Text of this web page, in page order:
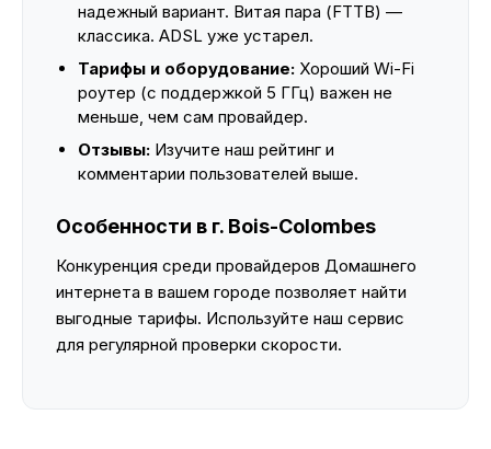
надежный вариант. Витая пара (FTTB) —
классика. ADSL уже устарел.
Тарифы и оборудование: Хороший Wi-Fi
роутер (с поддержкой 5 ГГц) важен не
меньше, чем сам провайдер.
Отзывы: Изучите наш рейтинг и
комментарии пользователей выше.
Особенности в г. Bois-Colombes
Конкуренция среди провайдеров Домашнего
интернета в вашем городе позволяет найти
выгодные тарифы. Используйте наш сервис
для регулярной проверки скорости.